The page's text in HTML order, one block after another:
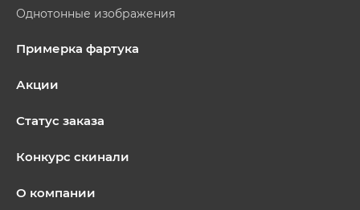
Однотонные изображения
Примерка фартука
Акции
Статус заказа
Конкурс скинали
О компании